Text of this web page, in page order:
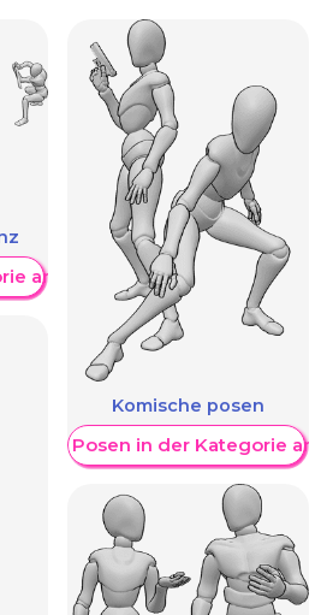
anzeigen
Komische posen
Weitere Posen in der Kategorie